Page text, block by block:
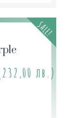
SALE!
лв.)